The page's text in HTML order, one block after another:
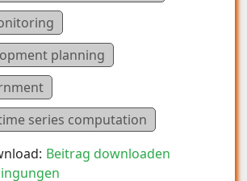
planning
series computation
Beitrag downloaden